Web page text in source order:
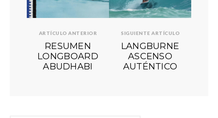
ARTÍCULO ANTERIOR
RESUMEN
LONGBOARD
ABUDHABI
SIGUIENTE ARTÍCULO
LANGBURNE
ASCENSO
AUTÉNTICO